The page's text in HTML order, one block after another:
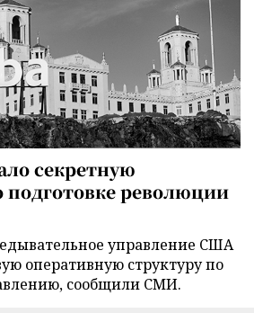
секретную
подготовке революции
управление США
оперативную структуру по
сообщили СМИ.